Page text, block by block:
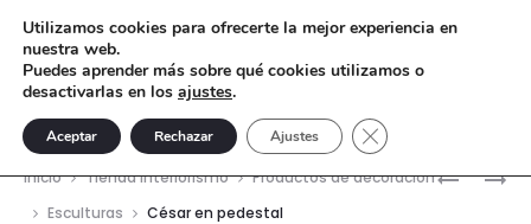
VENUS
VENUS
Inicio Tienda interiorismo
Productos de decoración
Esculturas
César en pedestal
Utilizamos cookies para ofrecerte la mejor experiencia en
nuestra web.
Puedes aprender más sobre qué cookies utilizamos o
desactivarlas en los ajustes.
Aceptar Rechazar Ajustes Cerrar el banner de